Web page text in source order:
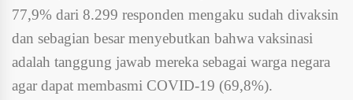
77,9% dari 8.299 responden mengaku sudah divaksin
dan sebagian besar menyebutkan bahwa vaksinasi
adalah tanggung jawab mereka sebagai warga negara
agar dapat membasmi COVID-19 (69,8%).